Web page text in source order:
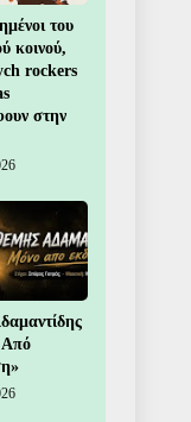
του
κοινού,
rockers
στην